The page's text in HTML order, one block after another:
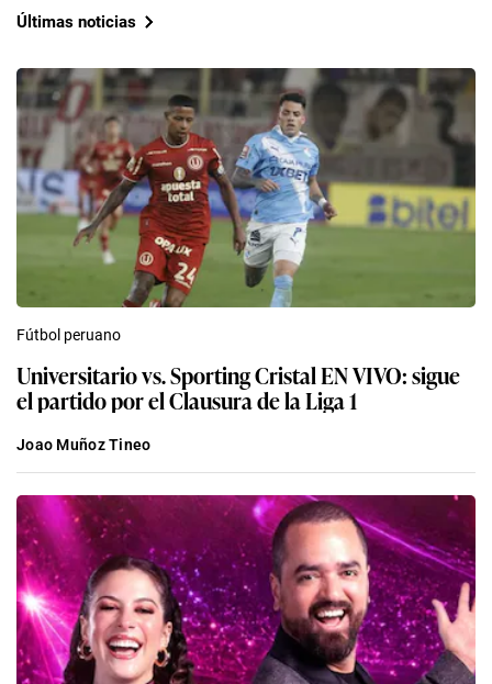
Últimas noticias
Fútbol peruano
Universitario vs. Sporting Cristal EN VIVO: sigue
el partido por el Clausura de la Liga 1
Joao Muñoz Tineo